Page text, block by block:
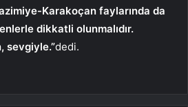
Karakoçan faylarında da
dikkatli olunmalıdır.
sevgiyle.”dedi.